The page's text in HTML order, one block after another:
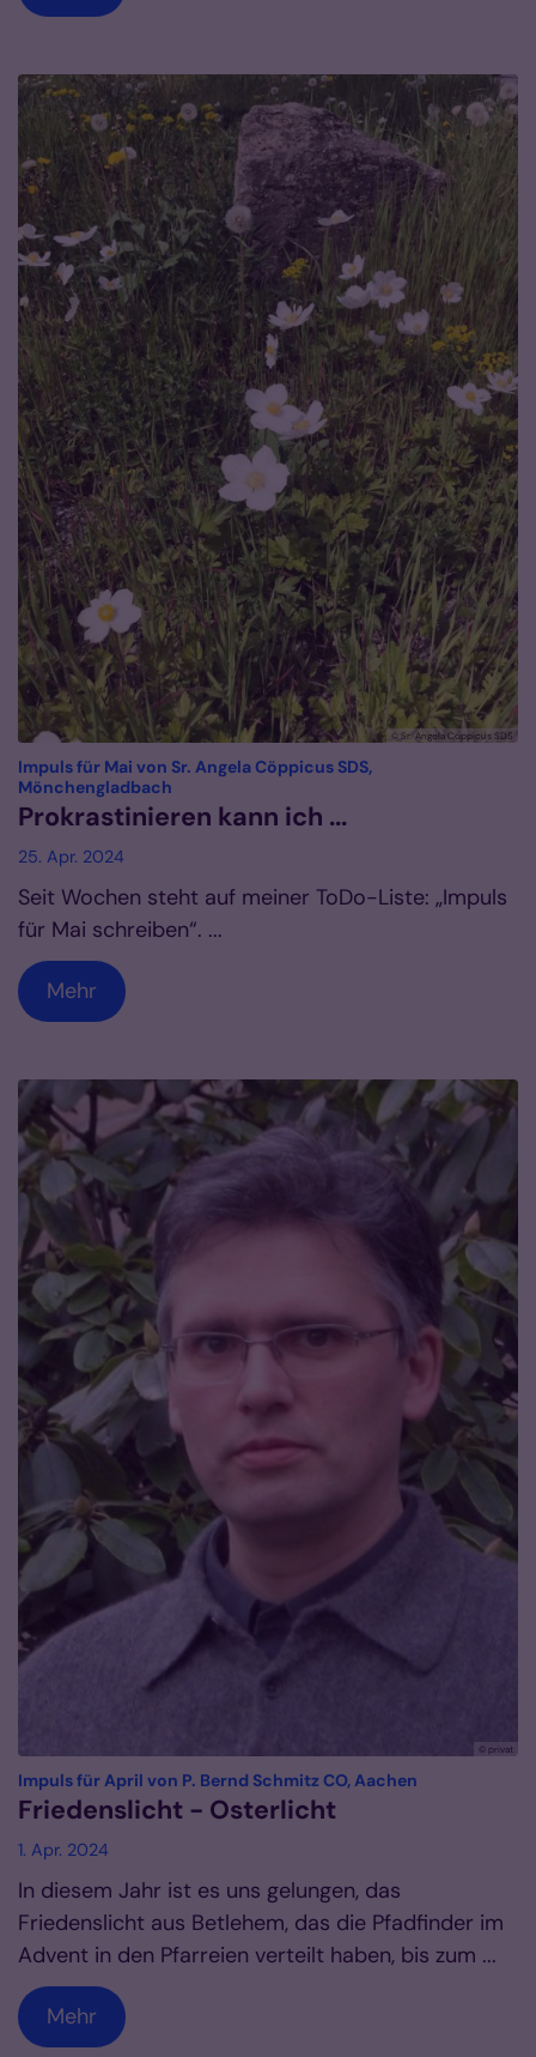
© Sr. Angela Cöppicus SDS
Impuls für Mai von Sr. Angela Cöppicus SDS,
Mönchengladbach
Prokrastinieren kann ich ...
25. Apr. 2024
Seit Wochen steht auf meiner ToDo-Liste: „Impuls
für Mai schreiben“. ...
Mehr
© privat
Impuls für April von P. Bernd Schmitz CO, Aachen
Friedenslicht - Osterlicht
1. Apr. 2024
In diesem Jahr ist es uns gelungen, das
Friedenslicht aus Betlehem, das die Pfadfinder im
Advent in den Pfarreien verteilt haben, bis zum ...
Mehr